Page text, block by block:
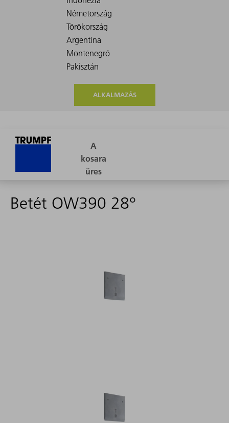
ALKALMAZÁS
Betét OW390 28°